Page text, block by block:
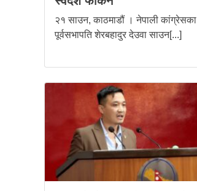
२१ साउन, काठमाडौं । नेपाली कांग्रेसका
पूर्वसभापति शेरबहादुर देउवा साउन[...]